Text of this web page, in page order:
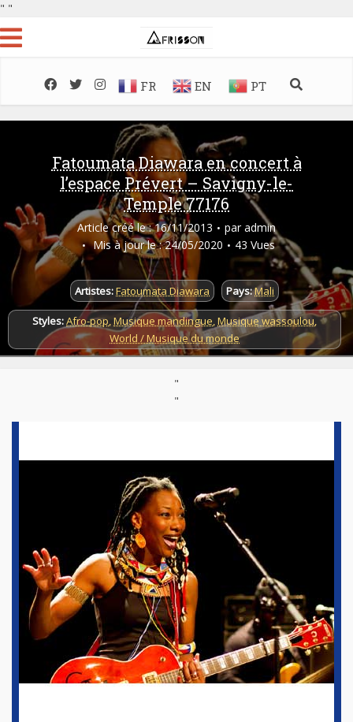
" "
FR EN PT
Fatoumata Diawara en concert à
l’espace Prévert – Savigny-le-
Temple 77176
Article créé le : 16/11/2013 par admin
Mis à jour le : 24/05/2020
43 Vues
Artistes:Fatoumata Diawara Pays:Mali
Styles:Afro-pop,Musique mandingue,Musique wassoulou,
World / Musique du monde
Evènement du mois
"
"